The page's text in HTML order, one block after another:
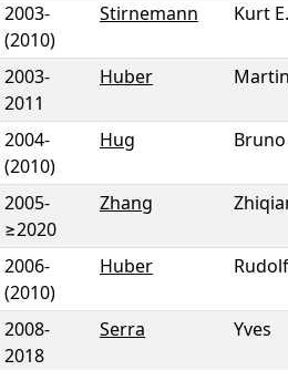
2003-
(2010)
Stirnemann Kurt E.
2003-
2011
Huber Martin
2004-
(2010)
Hug Bruno
2005-
≥2020
Zhang
2006-
(2010)
Huber Rudolf
2008-
2018
Serra Yves